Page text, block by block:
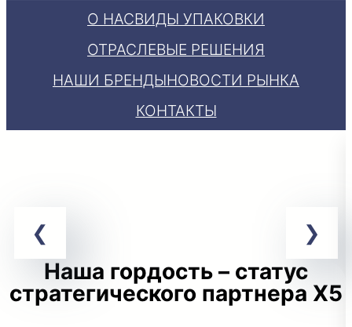
О НАСВИДЫ УПАКОВКИ
ОТРАСЛЕВЫЕ РЕШЕНИЯ
НАШИ БРЕНДЫНОВОСТИ РЫНКА
КОНТАКТЫ
Наша гордость – статус
стратегического партнера X5